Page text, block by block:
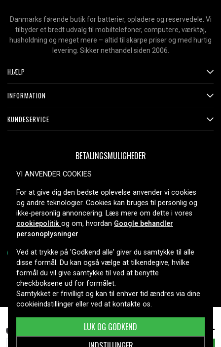
Gateway NV5930U, 11,1V, 8800mAh 379 kr.
Danmarks førende butik for batterier, opladere og reservedele. Vi
tilbyder et bredt udvalg til mobiltelefoner, computere, værktøj,
husholdning og meget mere – altid til skarpe priser og med hurtig
levering. Sikker nethandel siden 2006.
HJÆLP
INFORMATION
KUNDESERVICE
BETALINGSMULIGHEDER
LEVERINGSMULIGHEDER
Copyright © 2026, Spares Nordic AB
VI ANVENDER COOKIES
For at give dig den bedste oplevelse anvender vi cookies
og andre teknologier. Cookies kan bruges til personlig og
ikke-personlig annoncering. Læs mere om dette i vores
cookiepolitik og om, hvordan Google behandler
personoplysninger.
Ved at trykke på 'Godkend alle' giver du samtykke til alle
disse formål. Du kan også vælge at tilkendegive, hvilke
formål du vil give samtykke til ved at benytte
checkboksene ud for formålet.
Samtykket er frivilligt og kan til enhver tid ændres via dine
cookieindstillinger eller ved at kontakte os.
LUK OG GODKEND